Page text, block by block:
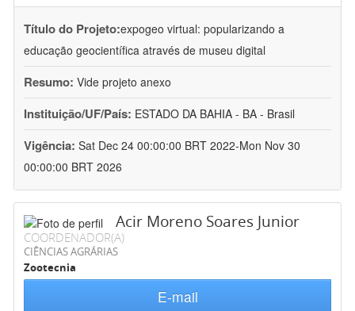
Título do Projeto:expogeo virtual: popularizando a
educação geocientífica através de museu digital
Resumo: Vide projeto anexo
Instituição/UF/País: ESTADO DA BAHIA - BA - Brasil
Vigência: Sat Dec 24 00:00:00 BRT 2022-Mon Nov 30
00:00:00 BRT 2026
Acir Moreno Soares Junior
COORDENADOR(A)
CIÊNCIAS AGRÁRIAS
Zootecnia
E-mail